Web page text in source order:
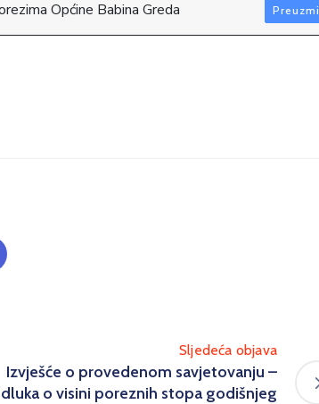
Općine Babina Greda Preuzmi
Sljedeća objava
Izvješće o provedenom savjetovanju –
o visini poreznih stopa godišnjeg